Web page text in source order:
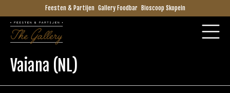
Feesten & Partijen Gallery Foodbar Bioscoop Skopein
Vaiana (NL)